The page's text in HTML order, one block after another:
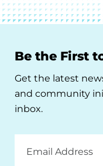
Be the First
Get the latest
and community
inbox.
Address